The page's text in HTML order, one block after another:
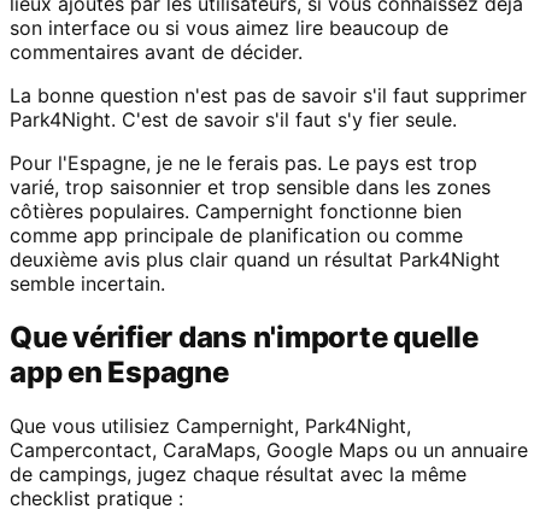
son interface ou si vous aimez lire beaucoup de
commentaires avant de décider.
La bonne question n'est pas de savoir s'il faut supprimer
Park4Night. C'est de savoir s'il faut s'y fier seule.
Pour l'Espagne, je ne le ferais pas. Le pays est trop
varié, trop saisonnier et trop sensible dans les zones
côtières populaires. Campernight fonctionne bien
comme app principale de planification ou comme
deuxième avis plus clair quand un résultat Park4Night
semble incertain.
Que vérifier dans n'importe quelle
app en Espagne
Que vous utilisiez Campernight, Park4Night,
Campercontact, CaraMaps, Google Maps ou un annuaire
de campings, jugez chaque résultat avec la même
checklist pratique :